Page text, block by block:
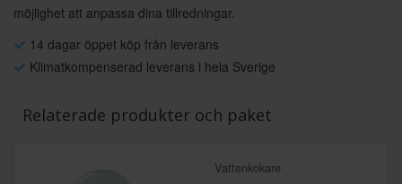
möjlighet att anpassa dina tillredningar.
14 dagar öppet köp från leverans
Klimatkompenserad leverans i hela Sverige
Relaterade produkter och paket
Vattenkokare